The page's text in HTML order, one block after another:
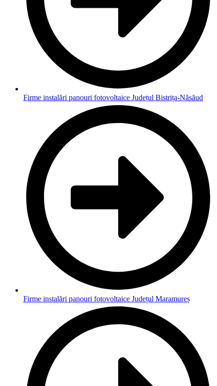
Firme instalări panouri fotovoltaice Județul Bistrița-Năsăud
Firme instalări panouri fotovoltaice Județul Maramureș